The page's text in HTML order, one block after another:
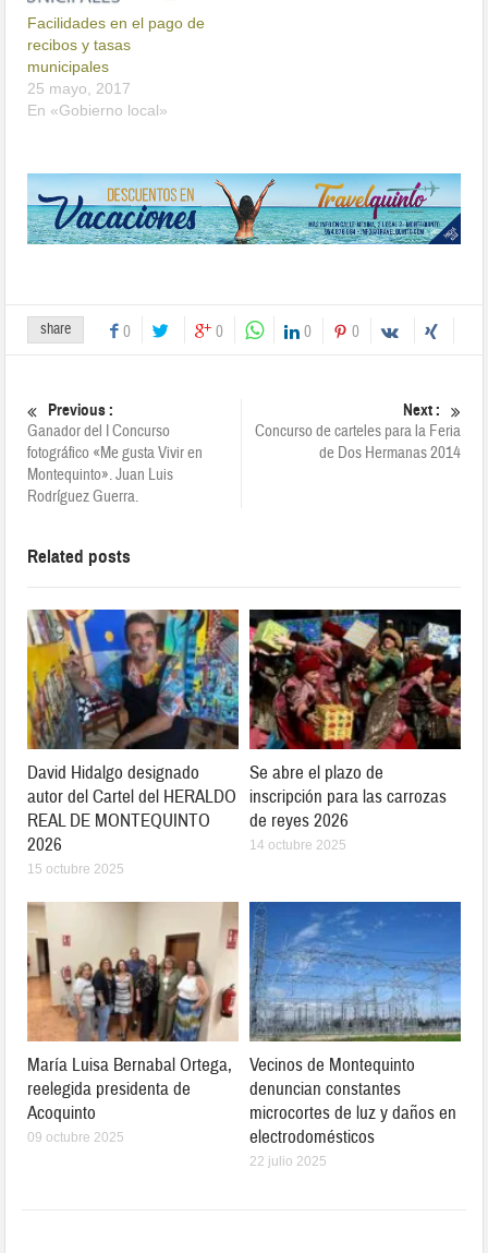
Facilidades en el pago de
recibos y tasas
municipales
25 mayo, 2017
En «Gobierno local»
share 0 0 0 0
Previous :
Ganador del I Concurso
fotográfico «Me gusta Vivir en
Montequinto». Juan Luis
Rodríguez Guerra.
Next :
Concurso de carteles para la Feria
de Dos Hermanas 2014
Related posts
David Hidalgo designado
autor del Cartel del HERALDO
REAL DE MONTEQUINTO
2026
15 octubre 2025
Se abre el plazo de
inscripción para las carrozas
de reyes 2026
14 octubre 2025
María Luisa Bernabal Ortega,
reelegida presidenta de
Acoquinto
09 octubre 2025
Vecinos de Montequinto
denuncian constantes
microcortes de luz y daños en
electrodomésticos
22 julio 2025